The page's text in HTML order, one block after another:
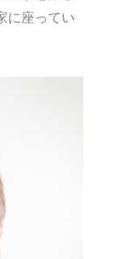
に座ってい